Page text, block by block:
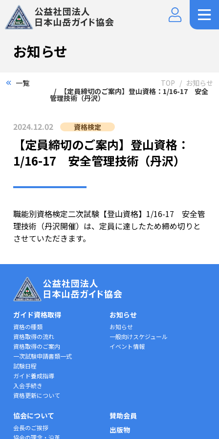
お知らせ
一覧 TOP
お知らせ
【定員締切のご案内】登山資格：1/16-17 安全
管理技術（丹沢）
2024.12.02 資格検定
【定員締切のご案内】登山資格：
1/16-17 安全管理技術（丹沢）
職能別資格検定二次試験【登山資格】1/16-17 安全管
理技術（丹沢開催）は、定員に達したため締め切りと
させていただきます。
ガイド資格取得
資格の種類
資格取得の流れ
資格取得のご案内
一次試験申請書類一式
試験日程
ガイド養成指導
入会手続き
資格更新について
お知らせ
お知らせ
一般向けスケジュール
イベント情報
協会について
会長のご挨拶
賛助会員
出版物